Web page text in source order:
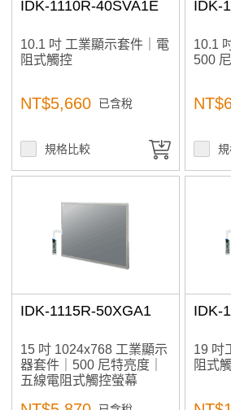
IDK-1110R-40SVA1E
10.1 吋 工業顯示套件｜電
阻式觸控
NT$5,660 已含稅
規格比較
IDK-
10.1
500
IDK-1115R-50XGA1
15 吋 1024x768 工業顯示
器套件｜500 尼特亮度｜
五線電阻式觸控螢幕
IDK-
19 吋
阻式